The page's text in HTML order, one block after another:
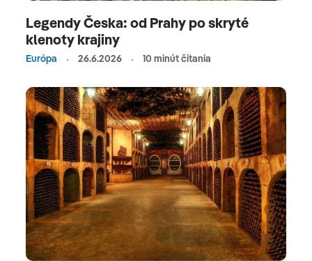
Legendy Česka: od Prahy po skryté
klenoty krajiny
Európa 26.6.2026 10 minút čítania